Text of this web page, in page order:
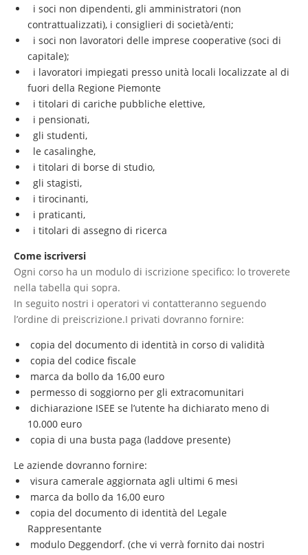
i soci non dipendenti, gli amministratori (non
contrattualizzati), i consiglieri di società/enti;
i soci non lavoratori delle imprese cooperative (soci di
capitale);
i lavoratori impiegati presso unità locali localizzate al di
fuori della Regione Piemonte
i titolari di cariche pubbliche elettive,
i pensionati,
gli studenti,
le casalinghe,
i titolari di borse di studio,
gli stagisti,
i tirocinanti,
i praticanti,
i titolari di assegno di ricerca
Come iscriversi
Ogni corso ha un modulo di iscrizione specifico: lo troverete
nella tabella qui sopra.
In seguito nostri i operatori vi contatteranno seguendo
l’ordine di preiscrizione.I privati dovranno fornire:
copia del documento di identità in corso di validità
copia del codice fiscale
marca da bollo da 16,00 euro
permesso di soggiorno per gli extracomunitari
dichiarazione ISEE se l’utente ha dichiarato meno di
10.000 euro
copia di una busta paga (laddove presente)
Le aziende dovranno fornire:
visura camerale aggiornata agli ultimi 6 mesi
marca da bollo da 16,00 euro
copia del documento di identità del Legale
Rappresentante
modulo Deggendorf. (che vi verrà fornito dai nostri